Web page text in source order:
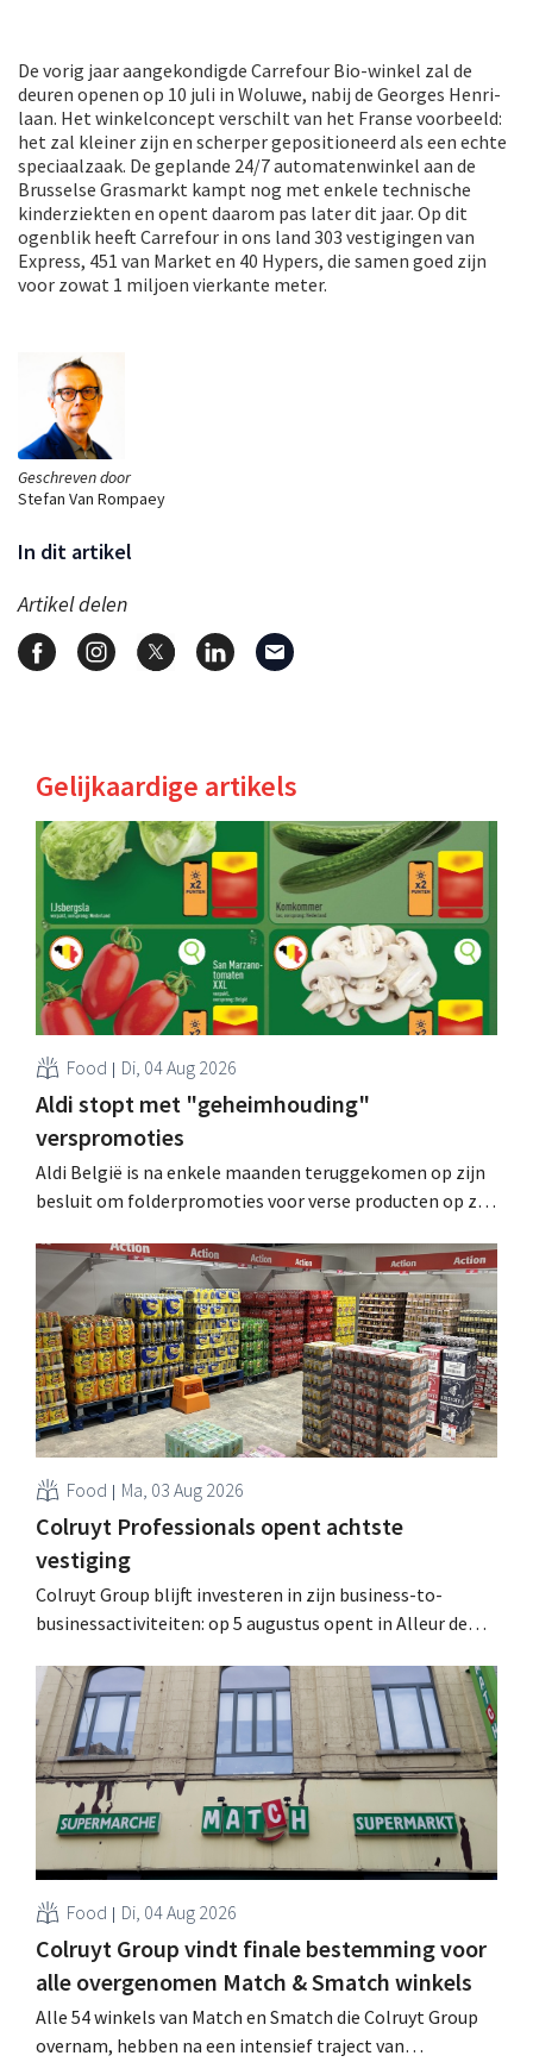
Geschreven door
Stefan Van Rompaey
In dit artikel
Artikel delen
De vorig jaar aangekondigde Carrefour Bio-winkel zal de
deuren openen op 10 juli in Woluwe, nabij de Georges Henri-
laan. Het winkelconcept verschilt van het Franse voorbeeld:
het zal kleiner zijn en scherper gepositioneerd als een echte
speciaalzaak. De geplande 24/7 automatenwinkel aan de
Brusselse Grasmarkt kampt nog met enkele technische
kinderziekten en opent daarom pas later dit jaar. Op dit
ogenblik heeft Carrefour in ons land 303 vestigingen van
Express, 451 van Market en 40 Hypers, die samen goed zijn
voor zowat 1 miljoen vierkante meter.
Gelijkaardige artikels
Food Di, 04 Aug 2026
Aldi stopt met "geheimhouding"
verspromoties
Aldi België is na enkele maanden teruggekomen op zijn
besluit om folderpromoties voor verse producten op zijn
werking treden: "Onze klanten willen goed
geïnformeerd worden." .
Food Ma, 03 Aug 2026
Colruyt Professionals opent achtste
vestiging
Colruyt Group blijft investeren in zijn business-to-
businessactiviteiten: op 5 augustus opent in Alleur de
winkelformule die zich uitsluitend richt op professionele
klanten. .
Food Di, 04 Aug 2026
Colruyt Group vindt finale bestemming voor
alle overgenomen Match & Smatch winkels
Alle 54 winkels van Match en Smatch die Colruyt Group
overnam, hebben na een intensief traject van